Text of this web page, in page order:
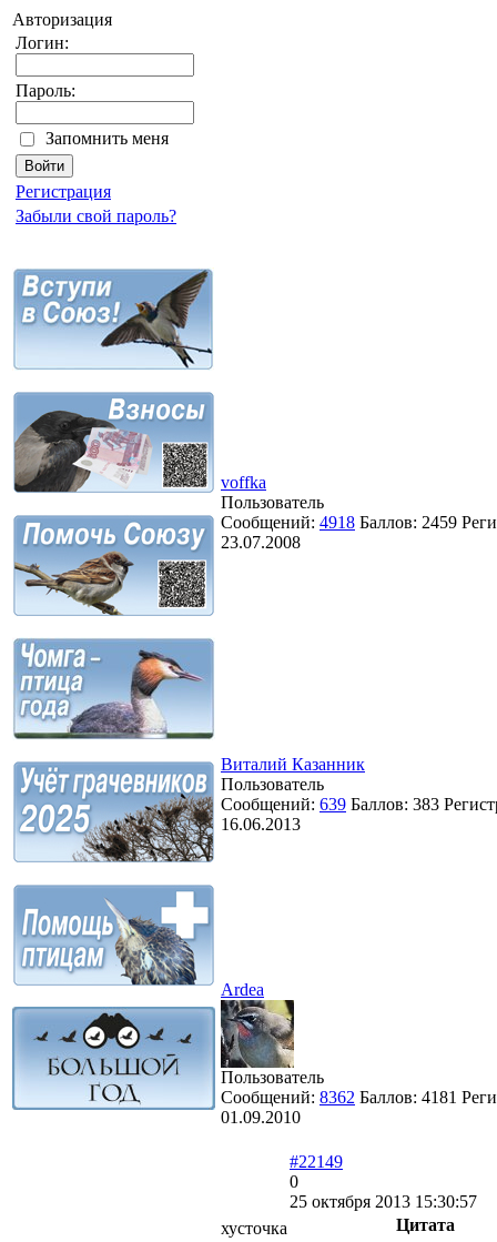
Авторизация
Логин:
Пароль:
Запомнить меня
Регистрация
Забыли свой пароль?
voffka
Пользователь
Сообщений: 4918 Баллов: 2459
23.07.2008
Виталий Казанник
Пользователь
Сообщений: 639 Баллов: 383
16.06.2013
Ardea
Пользователь
Сообщений: 8362 Баллов: 4181
01.09.2010
хусточка
#22149
0
25 октября 2013 15:30:57
Цитата